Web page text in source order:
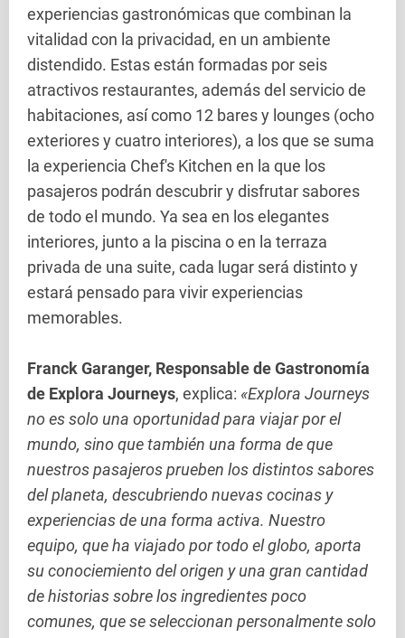
experiencias gastronómicas que combinan la
vitalidad con la privacidad, en un ambiente
distendido. Estas están formadas por seis
atractivos restaurantes, además del servicio de
habitaciones, así como 12 bares y lounges (ocho
exteriores y cuatro interiores), a los que se suma
la experiencia Chef's Kitchen en la que los
pasajeros podrán descubrir y disfrutar sabores
de todo el mundo. Ya sea en los elegantes
interiores, junto a la piscina o en la terraza
privada de una suite, cada lugar será distinto y
estará pensado para vivir experiencias
memorables.
Franck Garanger, Responsable de Gastronomía
de Explora Journeys, explica: «Explora Journeys
no es solo una oportunidad para viajar por el
mundo, sino que también una forma de que
nuestros pasajeros prueben los distintos sabores
del planeta, descubriendo nuevas cocinas y
experiencias de una forma activa. Nuestro
equipo, que ha viajado por todo el globo, aporta
su conociemiento del origen y una gran cantidad
de historias sobre los ingredientes poco
comunes, que se seleccionan personalmente solo